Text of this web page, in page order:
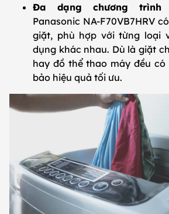
Đa dạng chương
Panasonic NA-F70VB7HRV
giặt, phù hợp với từng loại
dụng khác nhau. Dù là giặt
hay đồ thể thao máy đều có
bảo hiệu quả tối ưu.